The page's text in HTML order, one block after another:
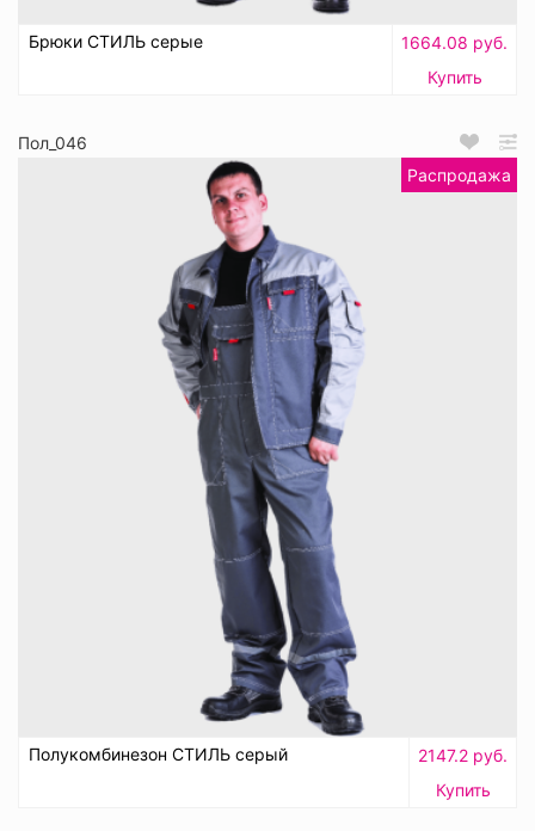
Брюки СТИЛЬ серые
1664.08 руб.
Купить
Пол_046
Распродажа
Полукомбинезон СТИЛЬ серый
2147.2 руб.
Купить